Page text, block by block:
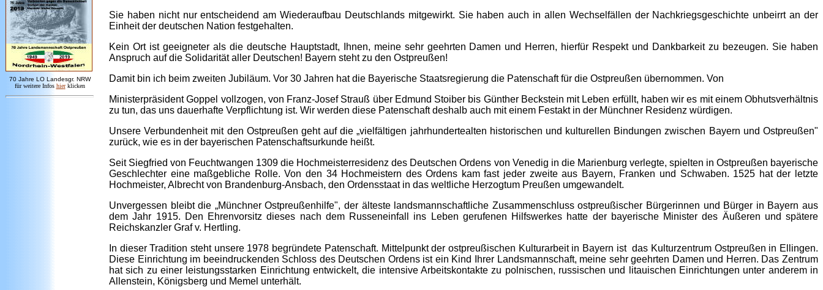
70 Jahre LO Landesgr. NRW
für weitere Infos hier klicken
Sie haben nicht nur entscheidend am Wiederaufbau Deutschlands mitgewirkt. Sie haben auch in allen Wechselfällen der Nachkriegsgeschichte unbeirrt an der
Einheit der deutschen Nation festgehalten.
Kein Ort ist geeigneter als die deutsche Hauptstadt, Ihnen, meine sehr geehrten Damen und Herren, hierfür Respekt und Dankbarkeit zu bezeugen. Sie haben
Anspruch auf die Solidarität aller Deutschen! Bayern steht zu den Ostpreußen!
Damit bin ich beim zweiten Jubiläum. Vor 30 Jahren hat die Bayerische Staatsregierung die Patenschaft für die Ostpreußen übernommen. Von
Ministerpräsident Goppel vollzogen, von Franz-Josef Strauß über Edmund Stoiber bis Günther Beckstein mit Leben erfüllt, haben wir es mit einem Obhutsverhältnis
zu tun, das uns dauerhafte Verpflichtung ist. Wir werden diese Patenschaft deshalb auch mit einem Festakt in der Münchner Residenz würdigen.
Unsere Verbundenheit mit den Ostpreußen geht auf die „vielfältigen jahrhundertealten historischen und kulturellen Bindungen zwischen Bayern und Ostpreußen"
zurück, wie es in der bayerischen Patenschaftsurkunde heißt.
Seit Siegfried von Feuchtwangen 1309 die Hochmeisterresidenz des Deutschen Ordens von Venedig in die Marienburg verlegte, spielten in Ostpreußen bayerische
Geschlechter eine maßgebliche Rolle. Von den 34 Hochmeistern des Ordens kam fast jeder zweite aus Bayern, Franken und Schwaben. 1525 hat der letzte
Hochmeister, Albrecht von Brandenburg-Ansbach, den Ordensstaat in das weltliche Herzogtum Preußen umgewandelt.
Unvergessen bleibt die „Münchner Ostpreußenhilfe", der älteste landsmannschaftliche Zusammenschluss ostpreußischer Bürgerinnen und Bürger in Bayern aus
dem Jahr 1915. Den Ehrenvorsitz dieses nach dem Russeneinfall ins Leben gerufenen Hilfswerkes hatte der bayerische Minister des Äußeren und spätere
Reichskanzler Graf v. Hertling.
In dieser Tradition steht unsere 1978 begründete Patenschaft. Mittelpunkt der ostpreußischen Kulturarbeit in Bayern ist das Kulturzentrum Ostpreußen in Ellingen.
Diese Einrichtung im beeindruckenden Schloss des Deutschen Ordens ist ein Kind Ihrer Landsmannschaft, meine sehr geehrten Damen und Herren. Das Zentrum
hat sich zu einer leistungsstarken Einrichtung entwickelt, die intensive Arbeitskontakte zu polnischen, russischen und litauischen Einrichtungen unter anderem in
Allenstein, Königsberg und Memel unterhält.